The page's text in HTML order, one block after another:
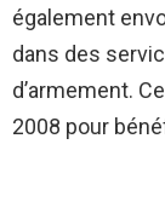
également
dans des
d’armement.
2008 pour